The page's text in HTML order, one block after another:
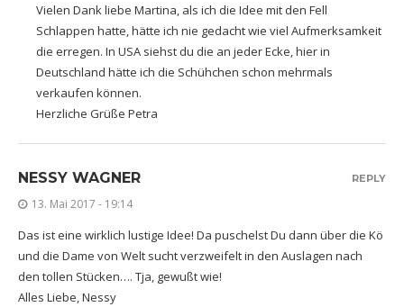
Vielen Dank liebe Martina, als ich die Idee mit den Fell
Schlappen hatte, hätte ich nie gedacht wie viel Aufmerksamkeit
die erregen. In USA siehst du die an jeder Ecke, hier in
Deutschland hätte ich die Schühchen schon mehrmals
verkaufen können.
Herzliche Grüße Petra
NESSY WAGNER
13. Mai 2017 - 19:14
Das ist eine wirklich lustige Idee! Da puschelst Du dann über die Kö
und die Dame von Welt sucht verzweifelt in den Auslagen nach
den tollen Stücken…. Tja, gewußt wie!
Alles Liebe, Nessy
REPLY